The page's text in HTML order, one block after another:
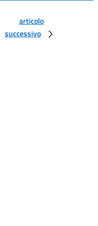
articolo
successivo